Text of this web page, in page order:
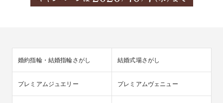
婚約指輪・結婚指輪さがし 結婚式場さがし
プレミアムジュエリー プレミアムヴェニュー